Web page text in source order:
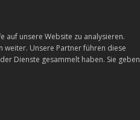
auf unsere Website zu analysieren.
weiter. Unsere Partner führen diese
Dienste gesammelt haben. Sie geben